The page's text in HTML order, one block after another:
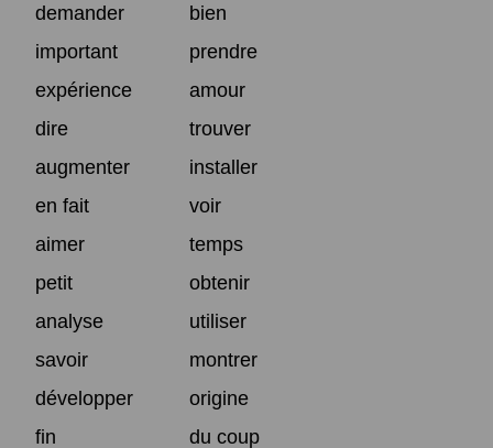
demander
bien
important
prendre
expérience
amour
dire
trouver
augmenter
installer
en fait
voir
aimer
temps
petit
obtenir
analyse
utiliser
savoir
montrer
développer
origine
fin
du coup